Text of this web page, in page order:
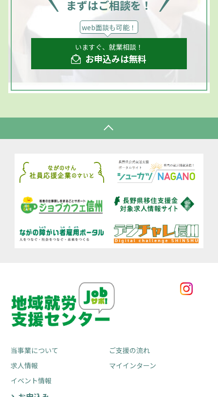
まずはご相談を！
web面談も可能！
いますぐ、就業相談！
お申込みは無料
当事業について
ご支援の流れ
求人情報
マイインターン
イベント情報